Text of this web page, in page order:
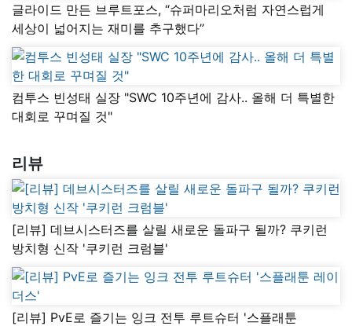
글라이드 만든 브루트포스, “슈퍼마리오처럼 자연스럽게
세상이 넓어지는 재미를 추구했다”
컴투스 빈성태 실장 "SWC 10주년에 감사.. 올해 더 특별한
대회로 꾸며질 것"
리뷰
[리뷰] 데브시스터즈를 살릴 새로운 돌파구 될까? 쿠키런
방치형 신작 '쿠키런 크럼블'
[리뷰] PvE로 즐기는 잉크 전투 루트슈터 '스플래툰